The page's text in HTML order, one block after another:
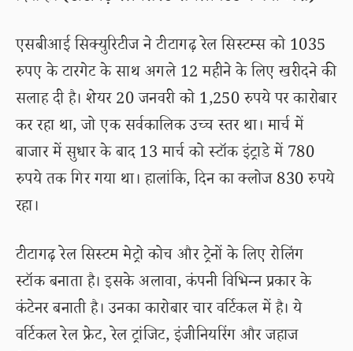
एसबीआई सिक्युरिटीज ने टीटागढ़ रेल सिस्टम्स को 1035
रुपए के टारगेट के साथ अगले 12 महीने के लिए खरीदने की
सलाह दी है। शेयर 20 जनवरी को 1,250 रुपये पर कारोबार
कर रहा था, जो एक सर्वकालिक उच्च स्तर था। मार्च में
बाजार में सुधार के बाद 13 मार्च को स्टॉक इंट्राडे में 780
रुपये तक गिर गया था। हालांकि, दिन का क्लोज 830 रुपये
रहा।
टीटागढ़ रेल सिस्टम मेट्रो कोच और ट्रेनों के लिए रोलिंग
स्टॉक बनाता है। इसके अलावा, कंपनी विभिन्न प्रकार के
कंटेनर बनाती है। उनका कारोबार चार वर्टिकल में है। ये
वर्टिकल रेल फ्रेट, रेल ट्रांजिट, इंजीनियरिंग और जहाज